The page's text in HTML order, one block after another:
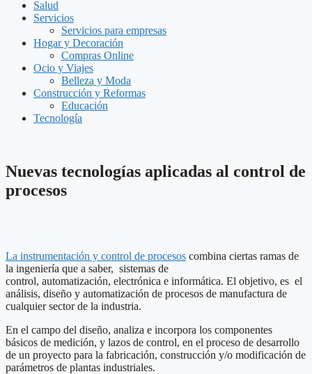
Salud
Servicios
Servicios para empresas
Hogar y Decoración
Compras Online
Ocio y Viajes
Belleza y Moda
Construcción y Reformas
Educación
Tecnología
Nuevas tecnologías aplicadas al control de
procesos
La instrumentación y control de procesos combina ciertas ramas de
la ingeniería que a saber, sistemas de
control, automatización, electrónica e informática. El objetivo, es el
análisis, diseño y automatización de procesos de manufactura de
cualquier sector de la industria.
En el campo del diseño, analiza e incorpora los componentes
básicos de medición, y lazos de control, en el proceso de desarrollo
de un proyecto para la fabricación, construcción y/o modificación de
parámetros de plantas industriales.